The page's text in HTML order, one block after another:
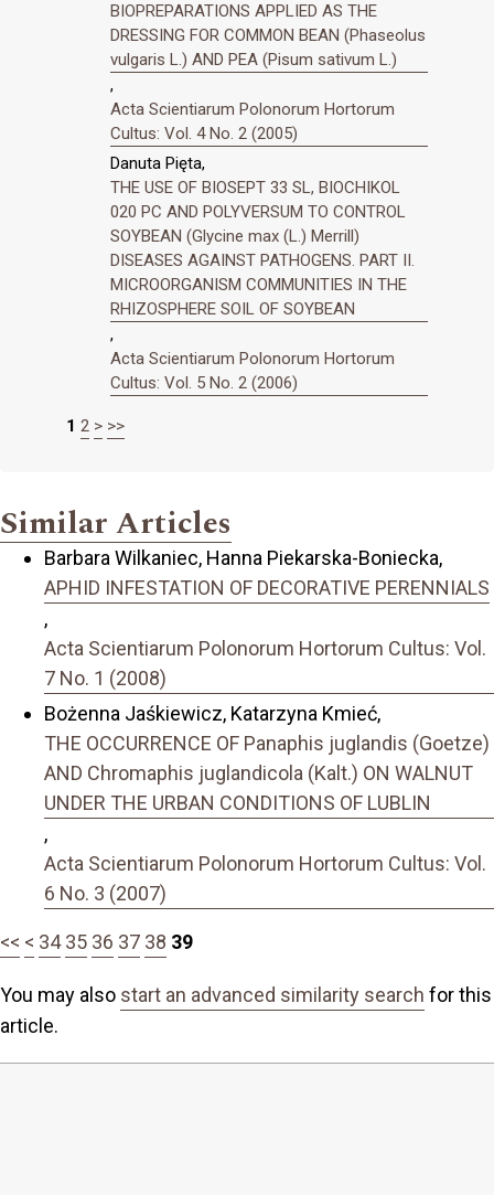
BIOPREPARATIONS APPLIED AS THE
DRESSING FOR COMMON BEAN (Phaseolus
vulgaris L.) AND PEA (Pisum sativum L.)
,
Acta Scientiarum Polonorum Hortorum
Cultus: Vol. 4 No. 2 (2005)
Danuta Pięta,
THE USE OF BIOSEPT 33 SL, BIOCHIKOL
020 PC AND POLYVERSUM TO CONTROL
SOYBEAN (Glycine max (L.) Merrill)
DISEASES AGAINST PATHOGENS. PART II.
MICROORGANISM COMMUNITIES IN THE
RHIZOSPHERE SOIL OF SOYBEAN
,
Acta Scientiarum Polonorum Hortorum
Cultus: Vol. 5 No. 2 (2006)
1 2 > >>
Similar Articles
Barbara Wilkaniec, Hanna Piekarska-Boniecka,
APHID INFESTATION OF DECORATIVE PERENNIALS
,
Acta Scientiarum Polonorum Hortorum Cultus: Vol.
7 No. 1 (2008)
Bożenna Jaśkiewicz, Katarzyna Kmieć,
THE OCCURRENCE OF Panaphis juglandis (Goetze)
AND Chromaphis juglandicola (Kalt.) ON WALNUT
UNDER THE URBAN CONDITIONS OF LUBLIN
,
Acta Scientiarum Polonorum Hortorum Cultus: Vol.
6 No. 3 (2007)
<< < 34 35 36 37 38 39
You may also start an advanced similarity search for this
article.